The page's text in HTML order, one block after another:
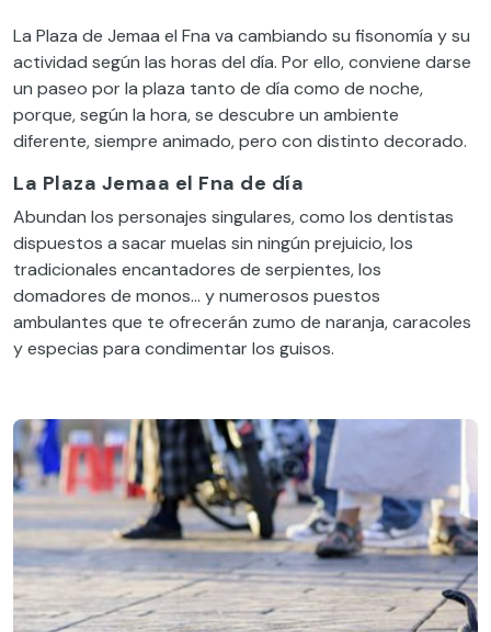
La Plaza de Jemaa el Fna va cambiando su fisonomía y su
actividad según las horas del día. Por ello, conviene darse
un paseo por la plaza tanto de día como de noche,
porque, según la hora, se descubre un ambiente
diferente, siempre animado, pero con distinto decorado.
La Plaza Jemaa el Fna de día
Abundan los personajes singulares, como los dentistas
dispuestos a sacar muelas sin ningún prejuicio, los
tradicionales encantadores de serpientes, los
domadores de monos… y numerosos puestos
ambulantes que te ofrecerán zumo de naranja, caracoles
y especias para condimentar los guisos.